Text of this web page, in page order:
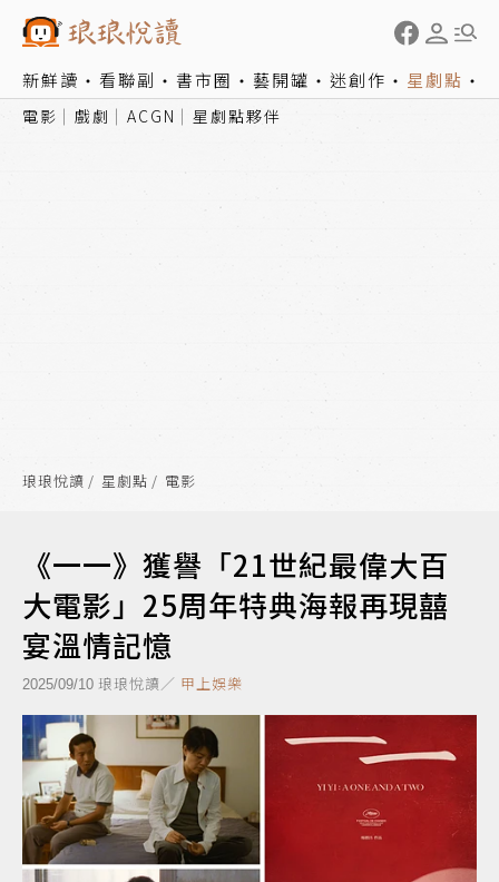
新鮮讀 看聯副 書市圈 藝開罐 迷創作 星劇點
電影 戲劇 ACGN 星劇點夥伴
琅琅悅讀 星劇點 電影
《一一》獲譽「21世紀最偉大百
大電影」25周年特典海報再現囍
宴溫情記憶
2025/09/10 琅琅悅讀／ 甲上娛樂